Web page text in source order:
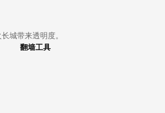
城带来透明度。
翻墙工具